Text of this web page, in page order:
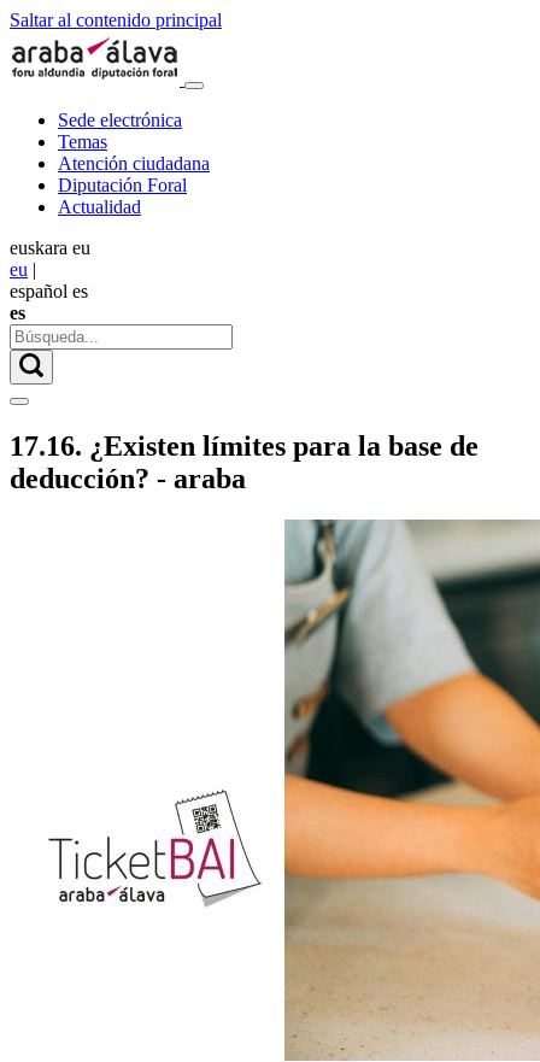
Saltar al contenido principal
Sede electrónica
Temas
Atención ciudadana
Diputación Foral
Actualidad
euskara eu
eu |
español es
es
17.16. ¿Existen límites para la base de
deducción? - araba